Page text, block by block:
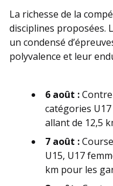
La richesse de la
disciplines proposées.
un condensé
polyvalence et leur
6 août :
catégories U17
allant de 12,5
7 août :
U15, U17
km pour les